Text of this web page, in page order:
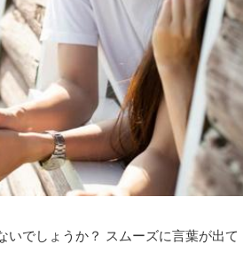
いでしょうか？ スムーズに言葉が出て